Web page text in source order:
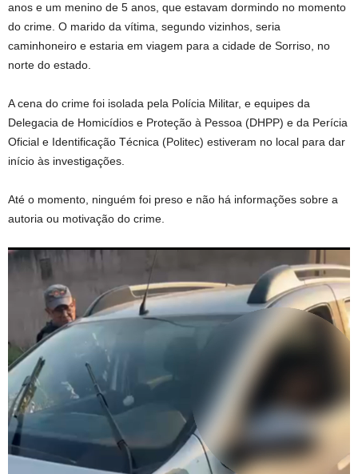
anos e um menino de 5 anos, que estavam dormindo no momento
do crime. O marido da vítima, segundo vizinhos, seria
caminhoneiro e estaria em viagem para a cidade de Sorriso, no
norte do estado.
A cena do crime foi isolada pela Polícia Militar, e equipes da
Delegacia de Homicídios e Proteção à Pessoa (DHPP) e da Perícia
Oficial e Identificação Técnica (Politec) estiveram no local para dar
início às investigações.
Até o momento, ninguém foi preso e não há informações sobre a
autoria ou motivação do crime.